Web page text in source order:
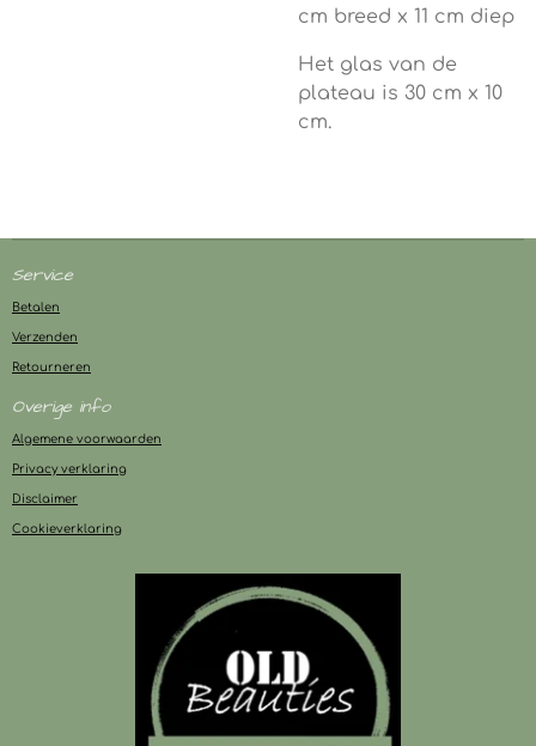
cm breed x 11 cm diep
Het glas van de
plateau is 30 cm x 10
cm.
Service
Betalen
Verzenden
Retourneren
Overige info
Algemene voorwaarden
Privacy verklaring
Disclaimer
Cookieverklaring